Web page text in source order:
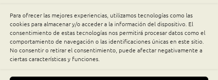
Para ofrecer las mejores experiencias, utilizamos tecnologías como las
cookies para almacenar y/o acceder a la información del dispositivo. El
consentimiento de estas tecnologías nos permitirá procesar datos como el
comportamiento de navegación o las identificaciones únicas en este sitio.
No consentir o retirar el consentimiento, puede afectar negativamente a
ciertas características y funciones.
Comic Rocket
Piperka